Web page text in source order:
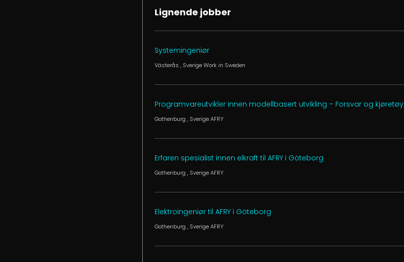
Lignende jobber
Systemingeniør
Västerås , SverigeWork in Sweden
Programvareutvikler innen modellbasert utvikling – Forsvar og kjøretøy
Gothenburg , SverigeAFRY
Erfaren spesialist innen elkraft til AFRY i Göteborg
Gothenburg , SverigeAFRY
Elektroingeniør til AFRY i Göteborg
Gothenburg , SverigeAFRY